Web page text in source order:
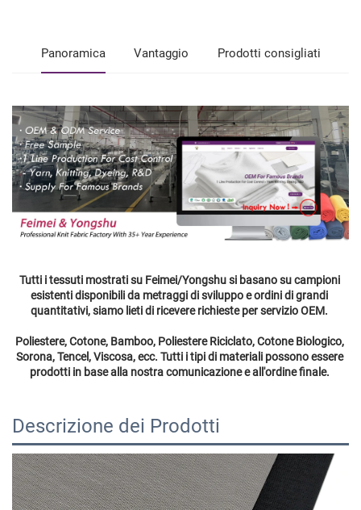
Panoramica Vantaggio Prodotti consigliati
Tutti i tessuti mostrati su Feimei/Yongshu si basano su campioni
esistenti disponibili da metraggi di sviluppo e ordini di grandi
quantitativi, siamo lieti di ricevere richieste per servizio OEM.
Poliestere, Cotone, Bamboo, Poliestere Riciclato, Cotone Biologico,
Sorona, Tencel, Viscosa, ecc. Tutti i tipi di materiali possono essere
prodotti in base alla nostra comunicazione e all'ordine finale.
Descrizione dei Prodotti